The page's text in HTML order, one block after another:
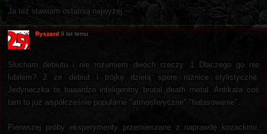
Ja też stawiam ostatnią najwyżej.
Ryszard 9 lat temu
Słucham debiutu i nie rozumiem dwóch rzeczy. 1 Dlaczego go nie
lubiłem? 2 że debiut i trójkę dzielą spore różnice stylistyczne.
Jedyneczka to baaardzo inteligentny brutal death metal. Antikata coś
tam to już współcześnie popularne "atmosferyczne" "hałasowanie".
Pierwszej próby eksperymenty przemieszane z naprawdę kozackimi,